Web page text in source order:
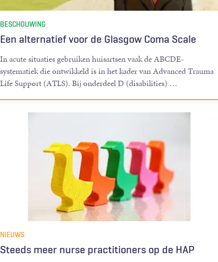
Een alternatief voor de Glasgow Coma Scale
BESCHOUWING
In acute situaties gebruiken huisartsen vaak de ABCDE-
systematiek die ontwikkeld is in het kader van Advanced Trauma
Life Support (ATLS). Bij onderdeel D (disabilities) …
Steeds meer nurse practitioners op de HAP
NIEUWS